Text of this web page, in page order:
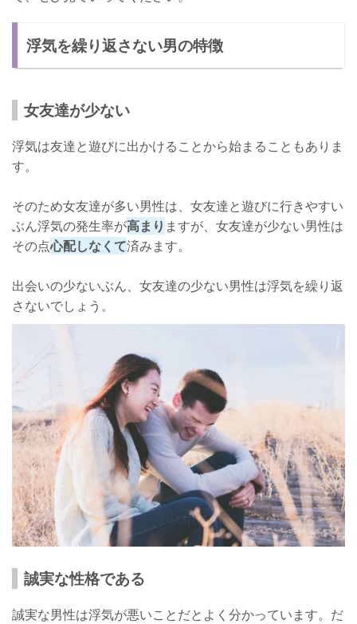
浮気を繰り返さない男の特徴
女友達が少ない
浮気は友達と遊びに出かけることから始まることもありま
す。
そのため女友達が多い男性は、女友達と遊びに行きやすい
ぶん浮気の発生率が高まり ますが、女友達が少ない男性は
その点心配しなくて済みます。
出会いの少ないぶん、女友達の少ない男性は浮気を繰り返
さないでしょう。
誠実な性格である
誠実な男性は浮気が悪いことだとよく分かっています。だ